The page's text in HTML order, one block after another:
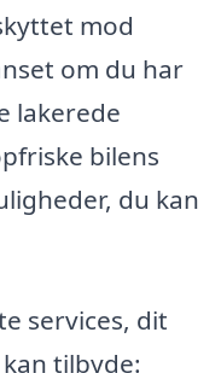
mod
om du har
lakerede
bilens
du kan
services, dit
tilbyde: